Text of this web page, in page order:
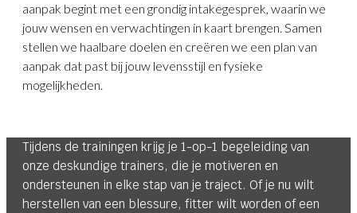
aanpak begint met een grondig intakegesprek, waarin we
jouw wensen en verwachtingen in kaart brengen. Samen
stellen we haalbare doelen en creëren we een plan van
aanpak dat past bij jouw levensstijl en fysieke
mogelijkheden.
Tijdens de trainingen krijg je 1-op-1 begeleiding van
onze deskundige trainers, die je motiveren en
ondersteunen in elke stap van je traject. Of je nu wilt
herstellen van een blessure, fitter wilt worden of een